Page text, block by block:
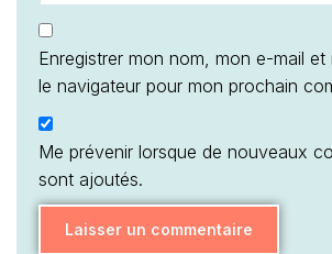
Enregistrer mon nom, mon e-mail et
le navigateur pour mon prochain
Me prévenir lorsque de nouveaux
sont ajoutés.